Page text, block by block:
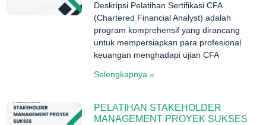
Deskripsi Pelatihan Sertifikasi CFA
(Chartered Financial Analyst) adalah
program komprehensif yang dirancang
untuk mempersiapkan para profesional
keuangan menghadapi ujian CFA
Selengkapnya »
PELATIHAN STAKEHOLDER
MANAGEMENT PROYEK SUKSES